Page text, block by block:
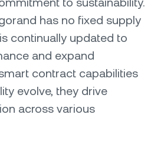
has no fixed supply
continually updated to
and expand
contract capabilities
evolve, they drive
across various